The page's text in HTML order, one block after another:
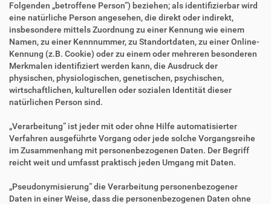
Folgenden „betroffene Person“) beziehen; als identifizierbar wird
eine natürliche Person angesehen, die direkt oder indirekt,
insbesondere mittels Zuordnung zu einer Kennung wie einem
Namen, zu einer Kennnummer, zu Standortdaten, zu einer Online-
Kennung (z.B. Cookie) oder zu einem oder mehreren besonderen
Merkmalen identifiziert werden kann, die Ausdruck der
physischen, physiologischen, genetischen, psychischen,
wirtschaftlichen, kulturellen oder sozialen Identität dieser
natürlichen Person sind.
„Verarbeitung“ ist jeder mit oder ohne Hilfe automatisierter
Verfahren ausgeführte Vorgang oder jede solche Vorgangsreihe
im Zusammenhang mit personenbezogenen Daten. Der Begriff
reicht weit und umfasst praktisch jeden Umgang mit Daten.
„Pseudonymisierung“ die Verarbeitung personenbezogener
Daten in einer Weise, dass die personenbezogenen Daten ohne